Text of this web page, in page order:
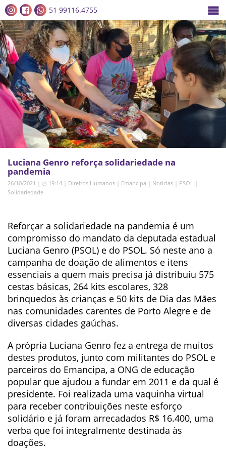
51 99116.4755
Luciana Genro reforça solidariedade na
pandemia
26/10/2021 | ◷ 19:14 | Direitos Humanos | Emancipa | Notícias | PSOL |
Solidariedade
Reforçar a solidariedade na pandemia é um
compromisso do mandato da deputada estadual
Luciana Genro (PSOL) e do PSOL. Só neste ano a
campanha de doação de alimentos e itens
essenciais a quem mais precisa já distribuiu 575
cestas básicas, 264 kits escolares, 328
brinquedos às crianças e 50 kits de Dia das Mães
nas comunidades carentes de Porto Alegre e de
diversas cidades gaúchas.
A própria Luciana Genro fez a entrega de muitos
destes produtos, junto com militantes do PSOL e
parceiros do Emancipa, a ONG de educação
popular que ajudou a fundar em 2011 e da qual é
presidente. Foi realizada uma vaquinha virtual
para receber contribuições neste esforço
solidário e já foram arrecadados R$ 16.400, uma
verba que foi integralmente destinada às
doações.